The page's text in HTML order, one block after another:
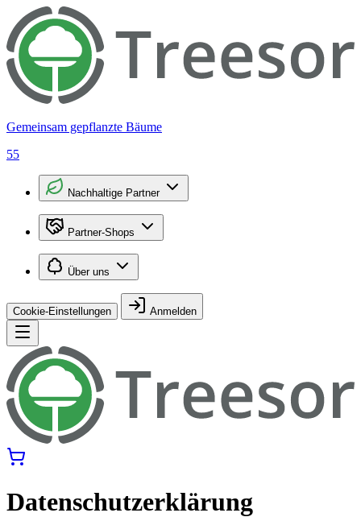
Gemeinsam gepflanzte Bäume
55
Nachhaltige Partner
Partner-Shops
Über uns
Cookie-Einstellungen Anmelden
Datenschutzerklärung